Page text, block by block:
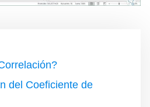
del Coeficiente de